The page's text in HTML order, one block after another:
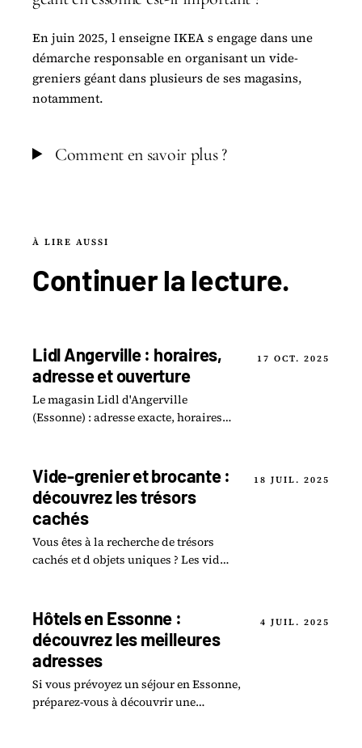
En juin 2025, l enseigne IKEA s engage dans une
démarche responsable en organisant un vide-
greniers géant dans plusieurs de ses magasins,
notamment.
Comment en savoir plus ?
À LIRE AUSSI
Continuer lalecture.
Lidl Angerville : horaires,
adresse et ouverture
Le magasin Lidl d'Angerville
(Essonne) : adresse exacte, horaires
17 OCT. 2025
Vide-grenier et brocante :
découvrez les trésors
cachés
Vous êtes à la recherche de trésors
cachés et d objets uniques ? Les vide-
18 JUIL. 2025
Hôtels en Essonne :
découvrez les meilleures
adresses
Si vous prévoyez un séjour en Essonne,
préparez-vous à découvrir une
4 JUIL. 2025